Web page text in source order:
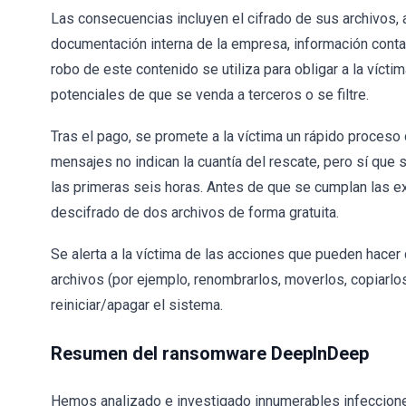
Las consecuencias incluyen el cifrado de sus
documentación interna de la empresa, información
robo de este contenido se utiliza para obligar a la
potenciales de que se venda a terceros o se filtre.
Tras el pago, se promete a la víctima un rápido
mensajes no indican la cuantía del rescate, pero sí
las primeras seis horas. Antes de que se cumplan las
descifrado de dos archivos de forma gratuita.
Se alerta a la víctima de las acciones que pueden
archivos (por ejemplo, renombrarlos, moverlos,
reiniciar/apagar el sistema.
Resumen del ransomware DeepInDeep
Hemos analizado e investigado innumerables